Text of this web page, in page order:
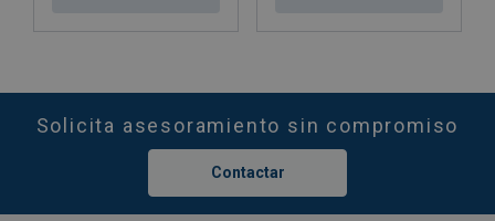
Solicita asesoramiento sin compromiso
Contactar